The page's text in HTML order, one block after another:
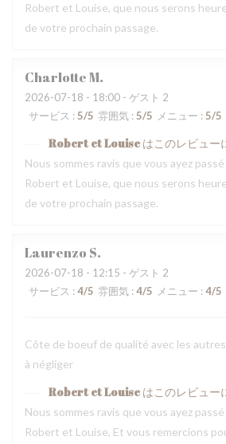
Robert et Louise, que nous serons
de votre prochain passage.
CharlotteM
2026-07-18 - 18:00 - ゲスト 2
サービス : 5/5 雰囲気 : 5/5 メニュー : 5/5
Robert et Louise はこのレビュー
Nous sommes ravis que vous ayez
Robert et Louise, que nous serons
de votre prochain passage.
Laurenzo S
2026-07-18 - 12:15 - ゲスト 2
サービス : 4/5 雰囲気 : 4/5 メニュー : 4/5
Côte de boeuf de qualité avec les
à négliger
Robert et Louise はこのレビュー
Nous sommes ravis que vous ayez
Robert et Louise, Et vous remercions